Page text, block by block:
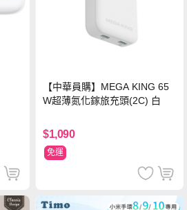
【中華員購】MEGA KING 65
W超薄氮化鎵旅充頭(2C) 白
$1,090
免運